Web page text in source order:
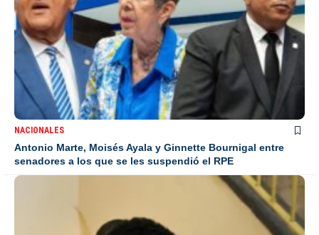
NACIONALES
Antonio Marte, Moisés Ayala y Ginnette Bournigal entre
senadores a los que se les suspendió el RPE